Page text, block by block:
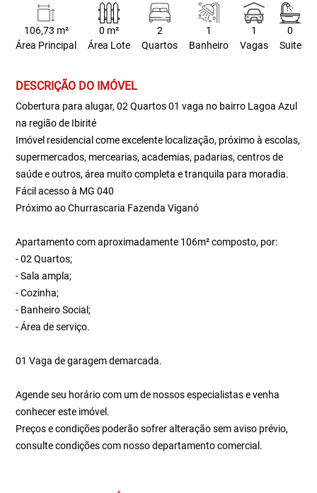
106,73 m²
Área Principal
0 m²
Área Lote
2
Quartos
1
Banheiro
1
Vagas
0
Suite
DESCRIÇÃO DO IMÓVEL
Cobertura para alugar, 02 Quartos 01 vaga no bairro Lagoa Azul
na região de Ibirité
Imóvel residencial come excelente localização, próximo à escolas,
supermercados, mercearias, academias, padarias, centros de
saúde e outros, área muito completa e tranquila para moradia.
Fácil acesso à MG 040
Próximo ao Churrascaria Fazenda Viganó
Apartamento com aproximadamente 106m² composto, por:
- 02 Quartos;
- Sala ampla;
- Cozinha;
- Banheiro Social;
- Área de serviço.
01 Vaga de garagem demarcada.
Agende seu horário com um de nossos especialistas e venha
conhecer este imóvel.
Preços e condições poderão sofrer alteração sem aviso prévio,
consulte condições com nosso departamento comercial.